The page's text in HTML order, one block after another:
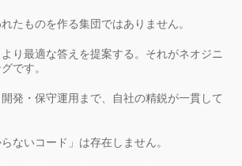
たものを作る集団ではありません。
り最適な答えを提案する。それがネオジニ
です。
発・保守運用まで、自社の精鋭が一貫して
ないコード」は存在しません。